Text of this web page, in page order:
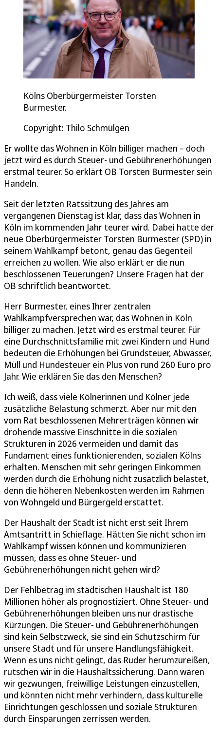
Kölns Oberbürgermeister Torsten
Burmester.
Copyright: Thilo Schmülgen
Er wollte das Wohnen in Köln billiger machen – doch
jetzt wird es durch Steuer- und Gebührenerhöhungen
erstmal teurer. So erklärt OB Torsten Burmester sein
Handeln.
Seit der letzten Ratssitzung des Jahres am
vergangenen Dienstag ist klar, dass das Wohnen in
Köln im kommenden Jahr teurer wird. Dabei hatte der
neue Oberbürgermeister Torsten Burmester (SPD) in
seinem Wahlkampf betont, genau das Gegenteil
erreichen zu wollen. Wie also erklärt er die nun
beschlossenen Teuerungen? Unsere Fragen hat der
OB schriftlich beantwortet.
Herr Burmester, eines Ihrer zentralen
Wahlkampfversprechen war, das Wohnen in Köln
billiger zu machen. Jetzt wird es erstmal teurer. Für
eine Durchschnittsfamilie mit zwei Kindern und Hund
bedeuten die Erhöhungen bei Grundsteuer, Abwasser,
Müll und Hundesteuer ein Plus von rund 260 Euro pro
Jahr. Wie erklären Sie das den Menschen?
Ich weiß, dass viele Kölnerinnen und Kölner jede
zusätzliche Belastung schmerzt. Aber nur mit den
vom Rat beschlossenen Mehrerträgen können wir
drohende massive Einschnitte in die sozialen
Strukturen in 2026 vermeiden und damit das
Fundament eines funktionierenden, sozialen Kölns
erhalten. Menschen mit sehr geringen Einkommen
werden durch die Erhöhung nicht zusätzlich belastet,
denn die höheren Nebenkosten werden im Rahmen
von Wohngeld und Bürgergeld erstattet.
Der Haushalt der Stadt ist nicht erst seit Ihrem
Amtsantritt in Schieflage. Hätten Sie nicht schon im
Wahlkampf wissen können und kommunizieren
müssen, dass es ohne Steuer- und
Gebührenerhöhungen nicht gehen wird?
Der Fehlbetrag im städtischen Haushalt ist 180
Millionen höher als prognostiziert. Ohne Steuer- und
Gebührenerhöhungen bleiben uns nur drastische
Kürzungen. Die Steuer- und Gebührenerhöhungen
sind kein Selbstzweck, sie sind ein Schutzschirm für
unsere Stadt und für unsere Handlungsfähigkeit.
Wenn es uns nicht gelingt, das Ruder herumzureißen,
rutschen wir in die Haushaltssicherung. Dann wären
wir gezwungen, freiwillige Leistungen einzustellen,
und könnten nicht mehr verhindern, dass kulturelle
Einrichtungen geschlossen und soziale Strukturen
durch Einsparungen zerrissen werden.